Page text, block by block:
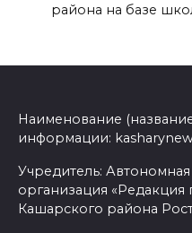
района на базе
Наименование
информации:
Учредитель:
организация «Редакция
Кашарского района